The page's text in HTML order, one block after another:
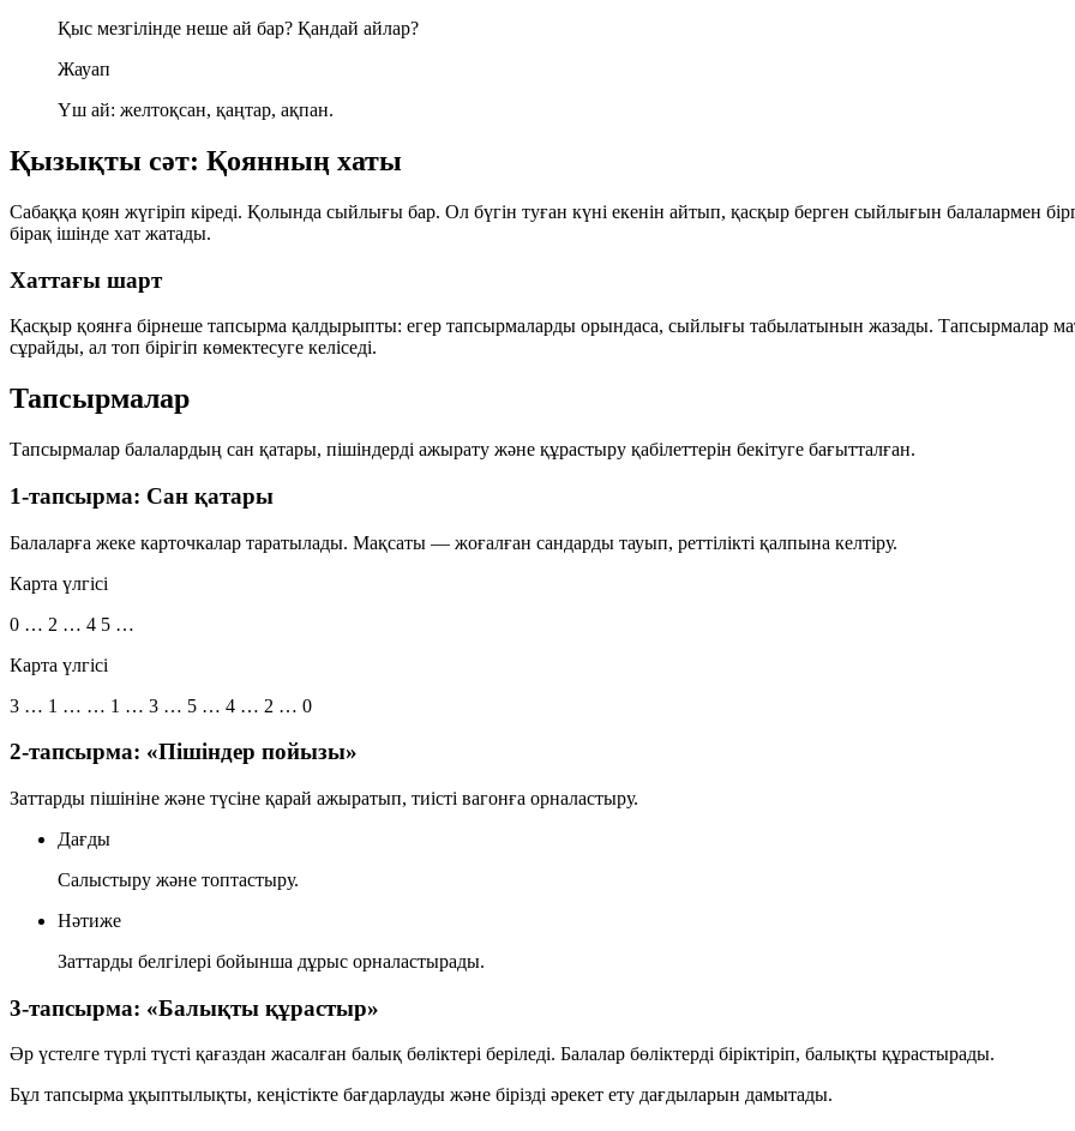
Қыс мезгілінде неше ай бар? Қандай айлар?
Жауап
Үш ай: желтоқсан, қаңтар, ақпан.
Қызықты сәт: Қоянның хаты
Сабаққа қоян жүгіріп кіреді. Қолында сыйлығы бар. Ол бүгін туған күні екенін айтып, қасқыр берген сыйлығын балалармен
бірақ ішінде хат жатады.
Хаттағы шарт
Қасқыр қоянға бірнеше тапсырма қалдырыпты: егер тапсырмаларды орындаса, сыйлығы табылатынын жазады. Тапсырмалар
сұрайды, ал топ бірігіп көмектесуге келіседі.
Тапсырмалар
Тапсырмалар балалардың сан қатары, пішіндерді ажырату және құрастыру қабілеттерін бекітуге бағытталған.
1-тапсырма: Сан қатары
Балаларға жеке карточкалар таратылады. Мақсаты — жоғалған сандарды тауып, реттілікті қалпына келтіру.
Карта үлгісі
0 … 2 … 4 5 …
Карта үлгісі
3 … 1 … … 1 … 3 … 5 … 4 … 2 … 0
2-тапсырма: «Пішіндер пойызы»
Заттарды пішініне және түсіне қарай ажыратып, тиісті вагонға орналастыру.
Дағды
Салыстыру және топтастыру.
Нәтиже
Заттарды белгілері бойынша дұрыс орналастырады.
3-тапсырма: «Балықты құрастыр»
Әр үстелге түрлі түсті қағаздан жасалған балық бөліктері беріледі. Балалар бөліктерді біріктіріп, балықты құрастырады.
Бұл тапсырма ұқыптылықты, кеңістікте бағдарлауды және бірізді әрекет ету дағдыларын дамытады.